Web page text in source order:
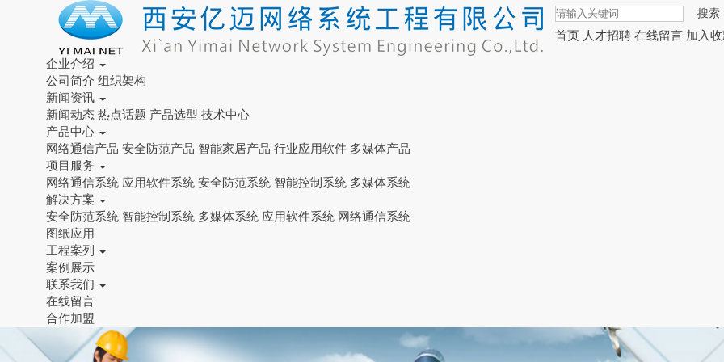
搜索
首页 人才招聘 在线留言 加入
企业介绍
公司简介 组织架构
新闻资讯
新闻动态 热点话题 产品选型 技术中心
产品中心
网络通信产品 安全防范产品 智能家居产品 行业应用软件 多媒体产品
项目服务
网络通信系统 应用软件系统 安全防范系统 智能控制系统 多媒体系统
解决方案
安全防范系统 智能控制系统 多媒体系统 应用软件系统 网络通信系统
图纸应用
工程案列
案例展示
联系我们
在线留言
合作加盟